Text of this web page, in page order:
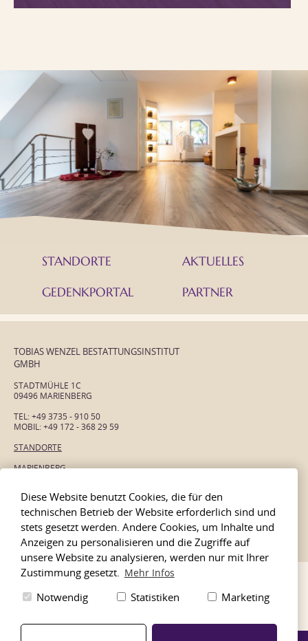
Diese Website benutzt Cookies, die für den
technischen Betrieb der Website erforderlich sind und
stets gesetzt werden. Andere Cookies, um Inhalte und
Anzeigen zu personalisieren und die Zugriffe auf
unsere Website zu analysieren, werden nur mit Ihrer
Zustimmung gesetzt.
Mehr Infos
Notwendig Statistiken Marketing
STANDORTE
AKTUELLES
GEDENKPORTAL
PARTNER
FACEBOOK
TOBIAS WENZEL BESTATTUNGSINSTITUT
GMBH
STADTMÜHLE 1C
09496 MARIENBERG
TEL: +49 3735 - 910 50
MOBIL: +49 172 - 368 29 59
STANDORTE
MARIENBERG
THUM
POCKAU-LENGEFELD
SAYDA
DATENSCHUTZ
Umsetzung:aiu Bestatterkommunikation